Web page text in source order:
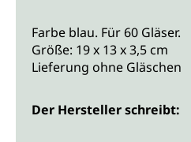
Farbe blau. Für 60 Gläser.
Größe: 19 x 13 x 3,5 cm
Lieferung ohne Gläschen
Der Hersteller schreibt: